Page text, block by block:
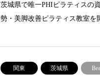
茨城県で唯一PHIピラティスの
勢・美脚改善ピラティス教室を
関東 茨城県